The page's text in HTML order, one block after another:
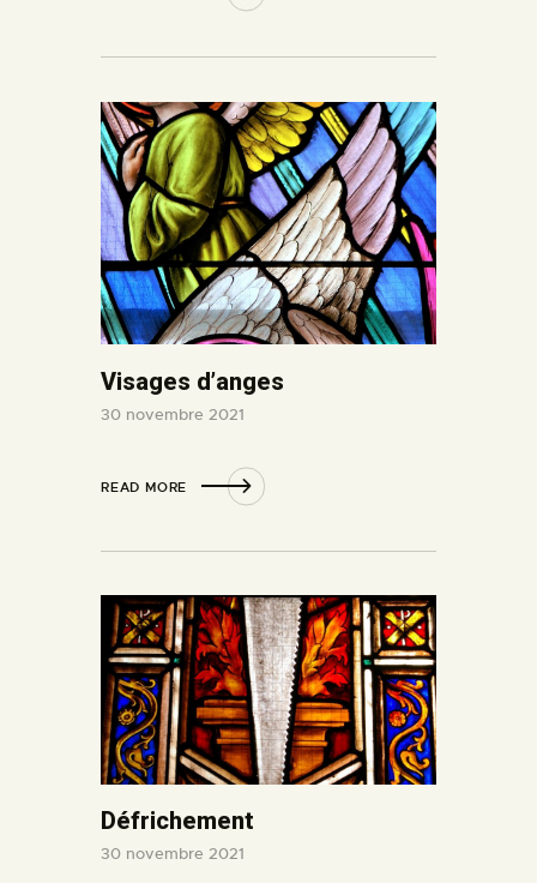
Visages d’anges
30 novembre 2021
READ MORE
Défrichement
30 novembre 2021